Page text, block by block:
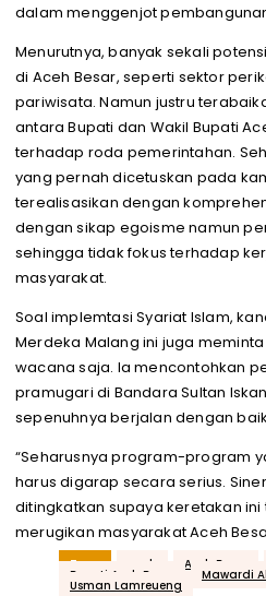
dalam menggenjot
Menurutnya, banyak sekali
di Aceh Besar, seperti sektor
pariwisata. Namun justru
antara Bupati dan Wakil Bupati
terhadap roda pemerintahan.
yang pernah dicetuskan pada
terealisasikan dengan
dengan sikap egoisme namun
sehingga tidak fokus terhadap
masyarakat.
Soal implemtasi Syariat Islam,
Merdeka Malang ini juga
wacana saja. Ia mencontohkan
pramugari di Bandara Sultan
sepenuhnya berjalan dengan
“Seharusnya program-program
harus digarap secara serius.
ditingkatkan supaya keretakan
merugikan masyarakat Aceh
Tags aceh Aceh Besar
Bupati Aceh Besar Mawardi
Usman Lamreueng